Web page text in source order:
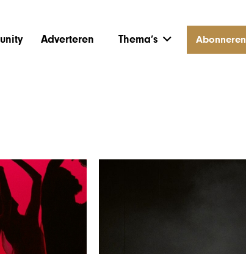
Adverteren Thema’s Abonneren